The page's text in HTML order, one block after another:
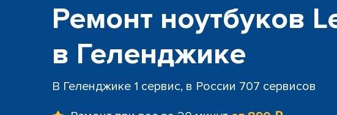
Ремонт ноутбуков
в Геленджике
В Геленджике 1 сервис, в России 707 сервисов